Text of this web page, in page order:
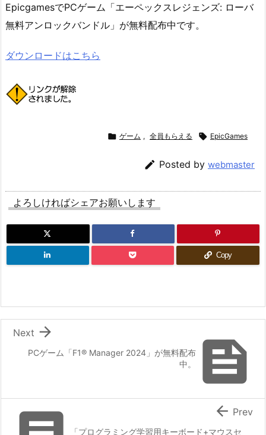
EpicgamesでPCゲーム「エーペックスレジェンズ: ローバ
無料アンロックバンドル」が無料配布中です。
ダウンロードはこちら
 ゲーム , 全員もらえる  EpicGames
 Posted by webmaster
よろしければシェアお願いします
Copy

PCゲーム「F1® Manager 2024」が無料配布
中。

Next
「プログラミング学習用キーボード+マウスセ
 Prev